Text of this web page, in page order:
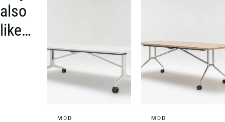
also
like…
MDD MDD